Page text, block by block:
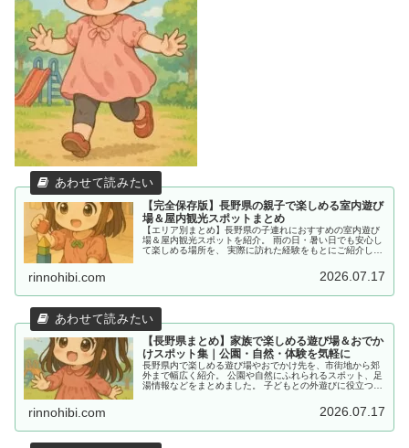
【完全保存版】長野県の親子で楽しめる室内遊び
場＆屋内観光スポットまとめ
【エリア別まとめ】長野県の子連れにおすすめの室内遊び
場＆屋内観光スポットを紹介。 雨の日・暑い日でも安心し
て楽しめる場所を、 実際に訪れた経験をもとにご紹介して
rinnohibi.com 2026.07.17
【長野県まとめ】家族で楽しめる遊び場＆おでか
けスポット集｜公園・自然・体験を気軽に
長野県内で楽しめる遊び場やおでかけ先を、市街地から郊
外まで幅広く紹介。 公園や自然にふれられるスポット、足
湯情報などをまとめました。 子どもとの外遊びに役立つ情
rinnohibi.com 2026.07.17